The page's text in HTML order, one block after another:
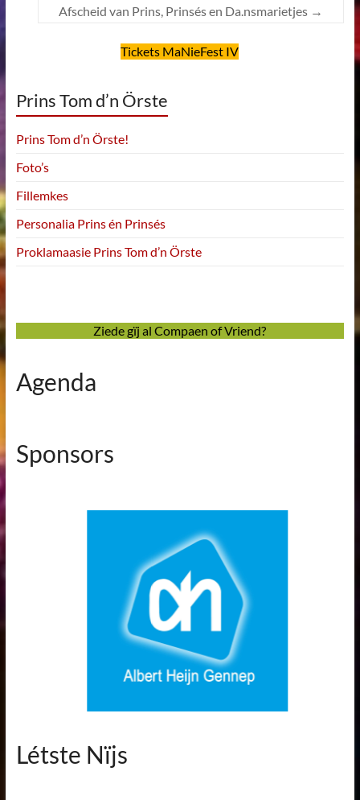
Afscheid van Prins, Prinsés en Da.nsmarietjes →
Tickets MaNieFest IV
Prins Tom d’n Örste
Prins Tom d’n Örste!
Foto’s
Fillemkes
Personalia Prins én Prinsés
Proklamaasie Prins Tom d’n Örste
Ziede gïj al Compaen of Vriend?
Agenda
Sponsors
Létste Nïjs